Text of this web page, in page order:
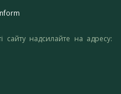
сайту надсилайте на адресу: